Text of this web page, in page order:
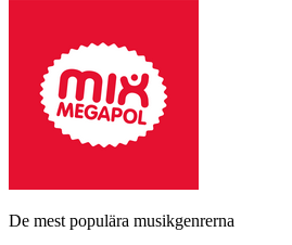
De mest populära musikgenrerna